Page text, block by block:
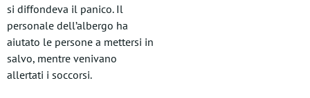
si diffondeva il panico. Il
personale dell’albergo ha
aiutato le persone a mettersi in
salvo, mentre venivano
allertati i soccorsi.